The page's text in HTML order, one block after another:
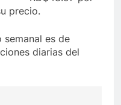
es de
diarias del